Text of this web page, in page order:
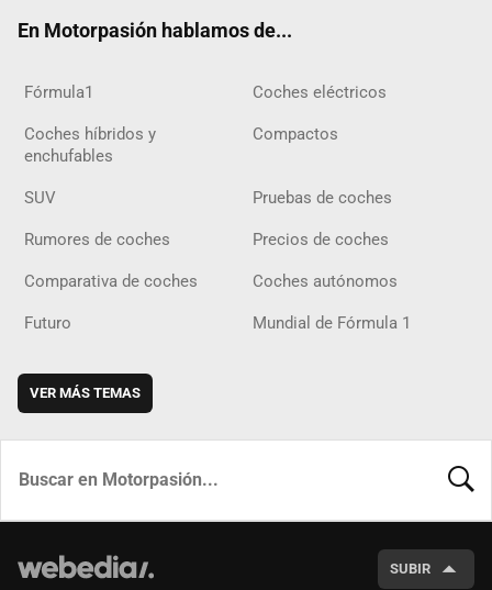
En Motorpasión hablamos de...
Fórmula1 Coches eléctricos
Coches híbridos y
enchufables
Compactos
SUV Pruebas de coches
Rumores de coches Precios de coches
Comparativa de coches Coches autónomos
Futuro Mundial de Fórmula 1
VER MÁS TEMAS
SUBIR